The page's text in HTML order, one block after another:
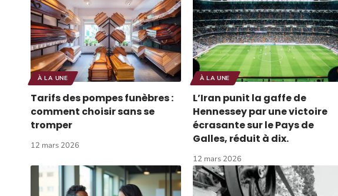
À LA UNE
Tarifs des pompes funèbres :
comment choisir sans se
tromper
12 mars 2026
À LA UNE
L’Iran punit la gaffe de
Hennessey par une victoire
écrasante sur le Pays de
Galles, réduit à dix.
12 mars 2026